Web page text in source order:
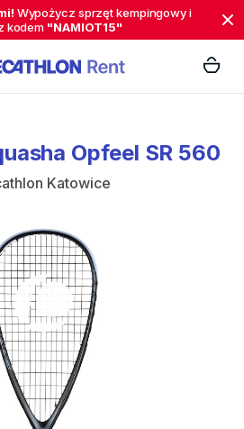
Wypożycz sprzęt kempingowy i
kodem "NAMIOT15"
Opfeel SR 560
Katowice